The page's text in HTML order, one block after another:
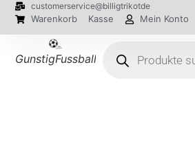
customerservice@billigtrikotde
Warenkorb Kasse Mein Konto
GunstigFussballTrikot